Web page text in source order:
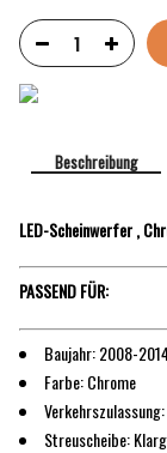
Beschreibung
LED-Scheinwerfer ,
PASSEND FÜR:
Baujahr: 2008-
Farbe: Chrome
Verkehrszulassung:
Streuscheibe: